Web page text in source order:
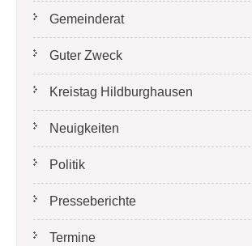
Gemeinderat
Guter Zweck
Kreistag Hildburghausen
Neuigkeiten
Politik
Presseberichte
Termine